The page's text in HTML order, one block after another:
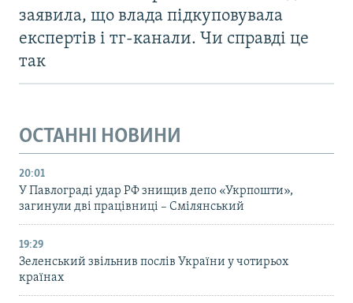
заявила, що влада підкуповувала
експертів і тг-канали. Чи справді це
так
ОСТАННІ НОВИНИ
20:01
У Павлограді удар РФ знищив депо «Укрпошти»,
загинули дві працівниці – Смілянський
19:29
Зеленський звільнив послів України у чотирьох
країнах